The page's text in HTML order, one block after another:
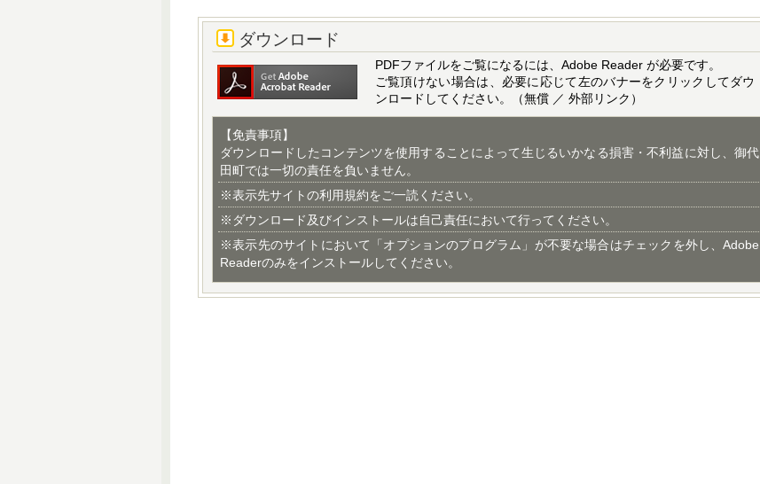
ダウンロード
PDFファイルをご覧になるには、Adobe Reader が必要です。
ご覧頂けない場合は、必要に応じて左のバナーをクリックしてダウ
ンロードしてください。（無償 ／ 外部リンク）
【免責事項】
ダウンロードしたコンテンツを使用することによって生じるいかなる損害・不利益に対し、御代
田町では一切の責任を負いません。
※表示先サイトの利用規約をご一読ください。
※ダウンロード及びインストールは自己責任において行ってください。
※表示先のサイトにおいて「オプションのプログラム」が不要な場合はチェックを外し、Adobe
Readerのみをインストールしてください。